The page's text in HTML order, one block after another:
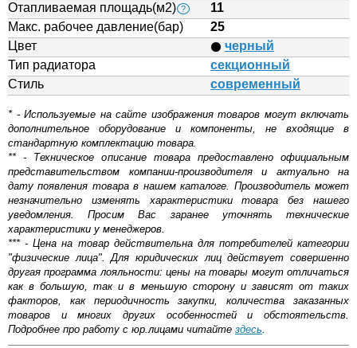
Отапливаемая площадь(м2) ?
11
Макс. рабочее давление(бар)
25
Цвет
черный
Тип радиатора
секционный
Стиль
современный
* - Используемые на сайте изображения товаров могут включать
дополнительное оборудование и компоненты, не входящие в
стандартную комплектацию товара.
** - Техническое описание товара предоставлено официальным
представительством компании-производителя и актуально на
дату появления товара в нашем каталоге. Производитель может
незначительно изменять характеристики товара без нашего
уведомления. Просим Вас заранее уточнять технические
характеристики у менеджеров.
*** - Цена на товар действительна для потребителей категории
"физические лица". Для юридических лиц действует совершенно
другая программа лояльности: цены на товары могут отличаться
как в большую, так и в меньшую сторону и зависят от таких
факторов, как периодичность закупки, количества заказанных
товаров и многих других особенностей и обстоятельств.
Подробнее про работу с юр.лицами читайте здесь.